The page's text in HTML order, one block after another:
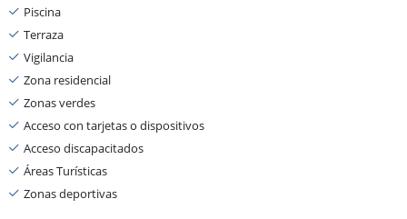
Piscina
Terraza
Vigilancia
Zona residencial
Zonas verdes
Acceso con tarjetas o dispositivos
Acceso discapacitados
Áreas Turísticas
Zonas deportivas